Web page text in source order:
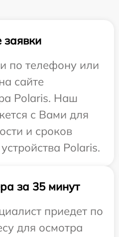
по телефону или
сайте
Polaris. Наш
с Вами для
и сроков
Polaris.
за 35 минут
приедет по
для осмотра